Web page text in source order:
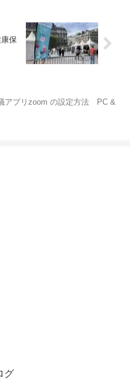
保
アプリzoom の設定方法 PC &
グ